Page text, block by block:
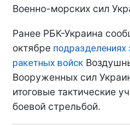
Военно-морских сил
Ранее РБК-Украина
октябре подразделениях
ракетных войск
Вооруженных сил
итоговые тактические
боевой стрельбой.